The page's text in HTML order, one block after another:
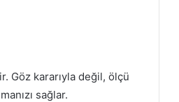
Göz kararıyla değil, ölçü
sağlar.